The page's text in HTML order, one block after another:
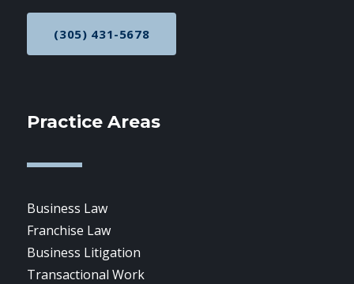
CALL NOW AT
(305) 431-5678
Practice Areas
Business Law
Franchise Law
Business Litigation
Transactional Work